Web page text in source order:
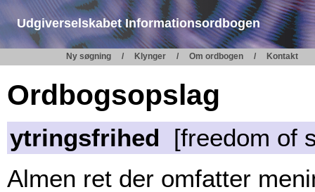
Udgiverselskabet Informationsordbogen
Ny søgning Klynger Om ordbogen Kontakt
Ordbogsopslag
ytringsfrihed [freedom of
Almen ret der omfatter